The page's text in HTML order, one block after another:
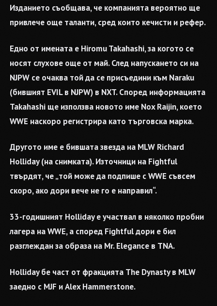
Изданието съобщава, че компанията вероятно ще
привлече още таланти, сред които кечисти и рефер.
Едно от имената е Hiromu Takahashi, за когото се
носят слухове още от май. След напускането си на
NJPW се очаква той да се присъедини към Naraku
(бившият EVIL в NJPW) в NXT. Според информацията
Takahashi ще използва новото име Nox Raijin, което
WWE наскоро регистрира като търговска марка.
Другото име е бившата звезда на MLW Richard
Holliday (на снимката). Източници на Fightful
твърдят, че „той може да подпише с WWE съвсем
скоро, ако дори вече не го е направил“.
33-годишният Holliday е участвал в няколко пробни
лагера на WWE, а според Fightful дори е бил
разглеждан за образа на Mr. Elegance в TNA.
Holliday бе част от фракцията The Dynasty в MLW
заедно с MJF и Alex Hammerstone.